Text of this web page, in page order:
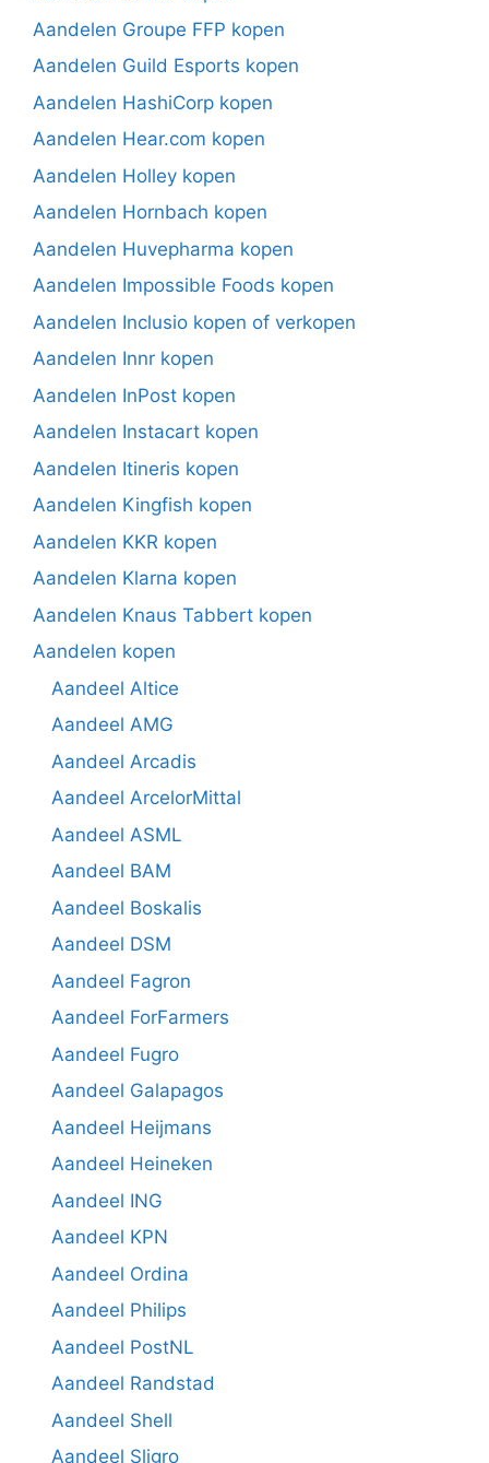
Aandelen Groupe FFP kopen
Aandelen Guild Esports kopen
Aandelen HashiCorp kopen
Aandelen Hear.com kopen
Aandelen Holley kopen
Aandelen Hornbach kopen
Aandelen Huvepharma kopen
Aandelen Impossible Foods kopen
Aandelen Inclusio kopen of verkopen
Aandelen Innr kopen
Aandelen InPost kopen
Aandelen Instacart kopen
Aandelen Itineris kopen
Aandelen Kingfish kopen
Aandelen KKR kopen
Aandelen Klarna kopen
Aandelen Knaus Tabbert kopen
Aandelen kopen
Aandeel Altice
Aandeel AMG
Aandeel Arcadis
Aandeel ArcelorMittal
Aandeel ASML
Aandeel BAM
Aandeel Boskalis
Aandeel DSM
Aandeel Fagron
Aandeel ForFarmers
Aandeel Fugro
Aandeel Galapagos
Aandeel Heijmans
Aandeel Heineken
Aandeel ING
Aandeel KPN
Aandeel Ordina
Aandeel Philips
Aandeel PostNL
Aandeel Randstad
Aandeel Shell
Aandeel Sligro